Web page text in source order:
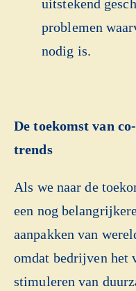
uitstekend
problemen
nodig is.
De toekomst van
trends
Als we naar de
een nog
aanpakken van
omdat bedrijven het
stimuleren van